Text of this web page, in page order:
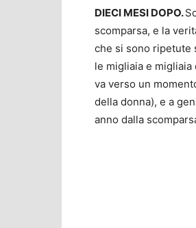
DIECI MESI DOPO.
scomparsa, e la
che si sono ripetute
le migliaia e
va verso un
della donna), e a
anno dalla